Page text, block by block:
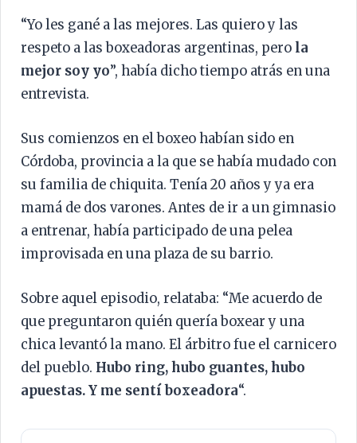
“Yo les gané a las mejores. Las quiero y las
respeto a las boxeadoras argentinas, pero la
mejor soy yo”, había dicho tiempo atrás en una
entrevista.
Sus comienzos en el boxeo habían sido en
Córdoba, provincia a la que se había mudado con
su familia de chiquita. Tenía 20 años y ya era
mamá de dos varones. Antes de ir a un gimnasio
a entrenar, había participado de una pelea
improvisada en una plaza de su barrio.
Sobre aquel episodio, relataba: “Me acuerdo de
que preguntaron quién quería boxear y una
chica levantó la mano. El árbitro fue el carnicero
del pueblo. Hubo ring, hubo guantes, hubo
apuestas. Y me sentí boxeadora“.